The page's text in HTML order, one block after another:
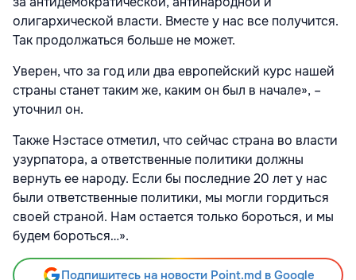
олигархической власти. Вместе у нас все получится.
Так продолжаться больше не может.
Уверен, что за год или два европейский курс нашей
страны станет таким же, каким он был в начале», –
уточнил он.
Также Нэстасе отметил, что сейчас страна во власти
узурпатора, а ответственные политики должны
вернуть ее народу. Если бы последние 20 лет у нас
были ответственные политики, мы могли гордиться
своей страной. Нам остается только бороться, и мы
будем бороться…».
Подпишитесь на новости Point.md в Google